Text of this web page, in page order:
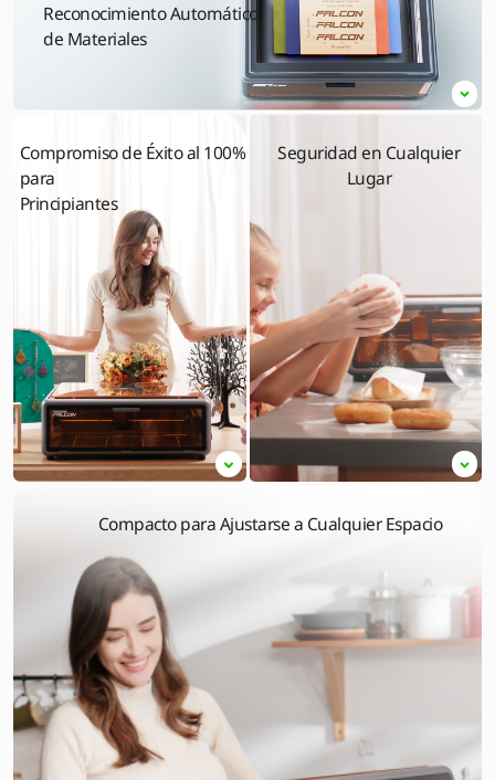
Compromiso de Éxito al 100%
para
Principiantes
Compacto para Ajustarse a Cualquier Espacio
Reconocimiento Automático
de Materiales
Seguridad en Cualquier
Lugar